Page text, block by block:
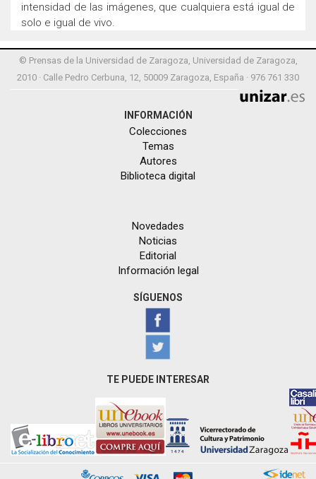
intensidad de las imágenes, que cualquiera está igual de
solo e igual de vivo.
© Prensas de la Universidad de Zaragoza, Universidad de Zaragoza,
2010 · Calle Pedro Cerbuna, 12, 50009 Zaragoza, España · 976 761 330
INFORMACIÓN
Colecciones
Temas
Autores
Biblioteca digital
Novedades
Noticias
Editorial
Información legal
SÍGUENOS
TE PUEDE INTERESAR